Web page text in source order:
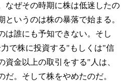
なぜその時期に株は低迷したの
いうのは株の暴落で始まる。
は誰にも予知できない。そし
で株に投資する"もしくは"信
資金以上の取引をする"人は、
だ。そして株をやめたのだ。